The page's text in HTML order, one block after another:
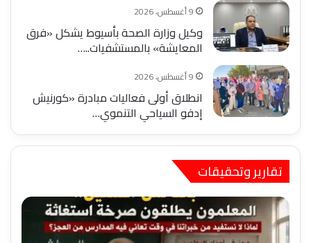
9 أغسطس، 2026
وكيل وزارة الصحة بأسيوط يشكل «فرق
المعايشة» بالمستشفيات..…
9 أغسطس، 2026
انطلاق أولى فعاليات مبادرة «كورنيش
إدفو السياحي التنموي…
تقارير وتحقيقات